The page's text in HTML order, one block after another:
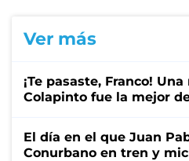
Ver más
¡Te pasaste, Franco!
Colapinto fue la mejor
El día en el que Juan
Conurbano en tren y